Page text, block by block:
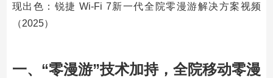
现出色：锐捷 Wi-Fi 7新一代全院零漫游解决方案视频
（2025）
一、“零漫游”技术加持，全院移动零漫